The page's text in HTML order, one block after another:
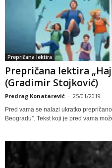
Prepričana lektira
Prepričana lektira
(Gradimir Stojković)
Predrag Konatarević - 25/01/2019
Pred vama se nalazi ukratko
Beogradu”. Tekst koji je pred vama